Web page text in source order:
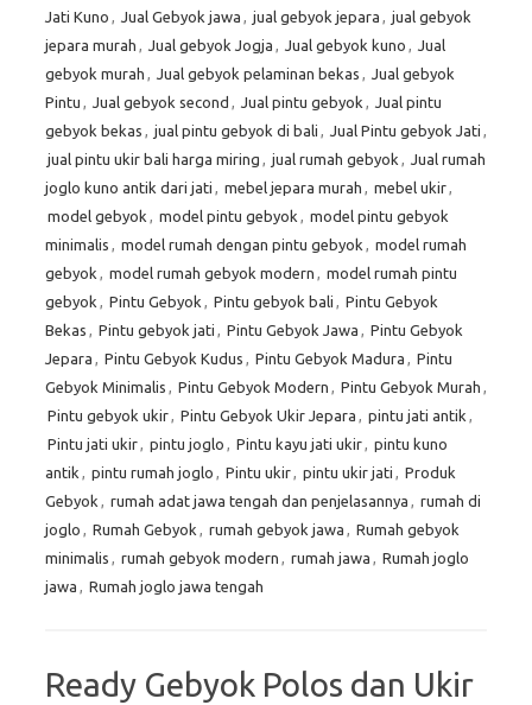
Jati Kuno , Jual Gebyok jawa , jual gebyok jepara , jual gebyok
jepara murah , Jual gebyok Jogja , Jual gebyok kuno , Jual
gebyok murah , Jual gebyok pelaminan bekas , Jual gebyok
Pintu , Jual gebyok second , Jual pintu gebyok , Jual pintu
gebyok bekas , jual pintu gebyok di bali , Jual Pintu gebyok Jati ,
jual pintu ukir bali harga miring , jual rumah gebyok , Jual rumah
joglo kuno antik dari jati , mebel jepara murah , mebel ukir,
model gebyok , model pintu gebyok , model pintu gebyok
minimalis , model rumah dengan pintu gebyok , model rumah
gebyok , model rumah gebyok modern , model rumah pintu
gebyok , Pintu Gebyok , Pintu gebyok bali , Pintu Gebyok
Bekas , Pintu gebyok jati , Pintu Gebyok Jawa , Pintu Gebyok
Jepara , Pintu Gebyok Kudus , Pintu Gebyok Madura , Pintu
Gebyok Minimalis , Pintu Gebyok Modern , Pintu Gebyok Murah ,
Pintu gebyok ukir, Pintu Gebyok Ukir Jepara , pintu jati antik ,
Pintu jati ukir, pintu joglo , Pintu kayu jati ukir, pintu kuno
antik , pintu rumah joglo , Pintu ukir, pintu ukir jati , Produk
Gebyok , rumah adat jawa tengah dan penjelasannya , rumah di
joglo , Rumah Gebyok , rumah gebyok jawa , Rumah gebyok
minimalis , rumah gebyok modern , rumah jawa , Rumah joglo
jawa , Rumah joglo jawa tengah
Ready Gebyok Polos dan Ukir